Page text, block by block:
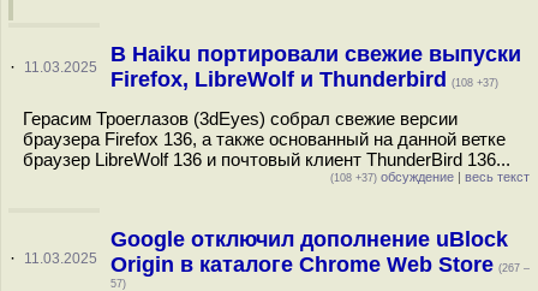
· 11.03.2025
В Haiku портировали свежие выпуски
Firefox, LibreWolf и Thunderbird
(108 +37)
Герасим Троеглазов (3dEyes) собрал свежие версии
браузера Firefox 136, а также основанный на данной ветке
браузер LibreWolf 136 и почтовый клиент ThunderBird 136...
(108 +37) обсуждение | весь текст
· 11.03.2025
Google отключил дополнение uBlock
Origin в каталоге Chrome Web Store (267 –
57)